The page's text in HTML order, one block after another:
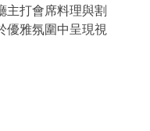
主打會席料理與割
優雅氛圍中呈現視